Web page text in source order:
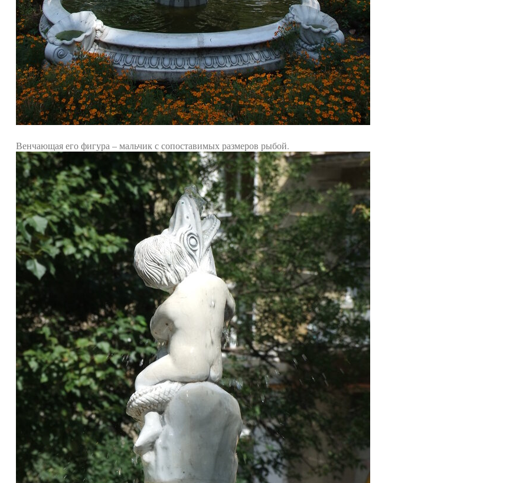
Венчающая его фигура – мальчик с сопоставимых размеров рыбой.